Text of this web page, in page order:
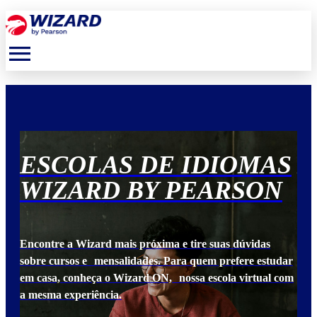
menu
ESCOLAS DE IDIOMAS
WIZARD BY PEARSON
Encontre a Wizard mais próxima e tire suas dúvidas
sobre cursos e mensalidades. Para quem prefere estudar
em casa, conheça o Wizard ON, nossa escola virtual com
a mesma experiência.